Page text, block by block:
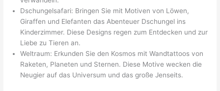
Dschungelsafari: Bringen Sie mit Motiven von Löwen,
Giraffen und Elefanten das Abenteuer Dschungel ins
Kinderzimmer. Diese Designs regen zum Entdecken und zur
Liebe zu Tieren an.
Weltraum: Erkunden Sie den Kosmos mit Wandtattoos von
Raketen, Planeten und Sternen. Diese Motive wecken die
Neugier auf das Universum und das große Jenseits.